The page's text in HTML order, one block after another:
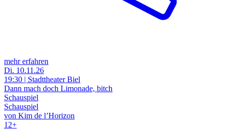
mehr erfahren
Di. 10.11.26
19:30 | Stadttheater Biel
Dann mach doch Limonade, bitch
Schauspiel
Schauspiel
von Kim de l’Horizon
12+